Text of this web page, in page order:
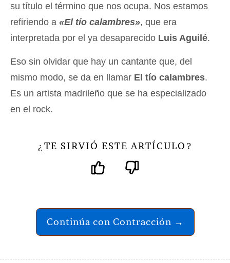
su título el término que nos ocupa. Nos estamos
refiriendo a «El tío calambres», que era
interpretada por el ya desaparecido Luis Aguilé.
Eso sin olvidar que hay un cantante que, del
mismo modo, se da en llamar El tío calambres.
Es un artista madrileño que se ha especializado
en el rock.
¿ TE SIRVIÓ ESTE ARTÍCULO ?
Continúa con Contracción →